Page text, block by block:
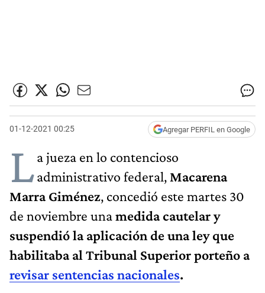
01-12-2021 00:25 Agregar PERFIL en Google
La jueza en lo contencioso
administrativo federal, Macarena
Marra Giménez, concedió este martes 30
de noviembre unamedida cautelar y
suspendió la aplicación de una ley que
habilitaba al Tribunal Superior porteño a
revisar sentencias nacionales.